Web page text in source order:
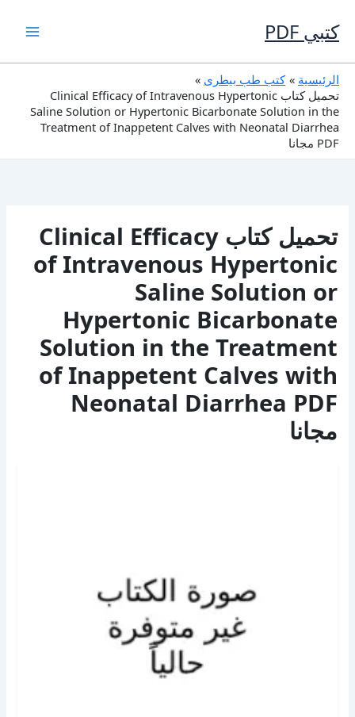
إلى
المحتوى
كتبي PDF
الرئيسية
كتب طب بيطرى
تحميل كتاب Clinical Efficacy of Intravenous Hypertonic
Saline Solution or Hypertonic Bicarbonate Solution in the
Treatment of Inappetent Calves with Neonatal Diarrhea
PDF مجانا
تحميل كتاب Clinical Efficacy
of Intravenous Hypertonic
Saline Solution or
Hypertonic Bicarbonate
Solution in the Treatment
of Inappetent Calves with
Neonatal Diarrhea PDF
مجانا